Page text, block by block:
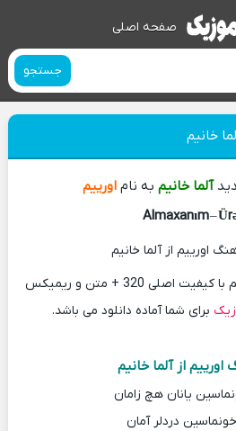
صفحه اصلی
جستجو
خانیم
آلما خانیم به ناماورییم
Almaxanım–
دانلود آهنگ جدید آلما خانیم با کیفیت اصلی 320 + متن و ریمیکس
برای شما آماده دانلود می باشد.
از آلما خانیم
یانان هچ زامان
دردلر آمان